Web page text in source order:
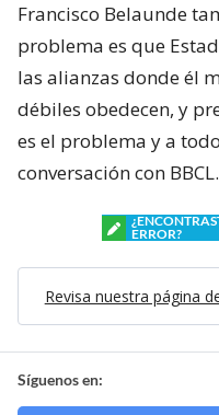
Francisco Belaunde
problema es que
las alianzas donde él
débiles obedecen, y
es el problema y a
conversación con BBCL.
ERROR?
Revisa nuestra página
Síguenos en: